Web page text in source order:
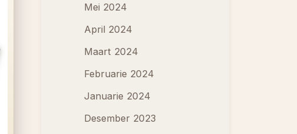
Mei 2024
April 2024
Maart 2024
Februarie 2024
Januarie 2024
Desember 2023